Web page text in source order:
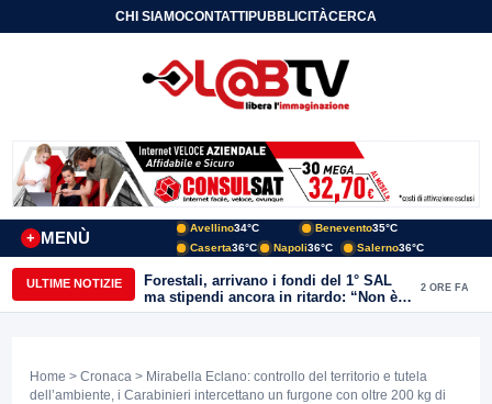
CHI SIAMOCONTATTIPUBBLICITÀCERCA
MENÙ
+
Avellino34°C Benevento35°C
Caserta36°C Napoli36°C Salerno36°C
ULTIME NOTIZIE
Forestali, arrivano i fondi del 1° SAL
ma stipendi ancora in ritardo: “Non è
più sostenibile”
2 ORE FA
Home > Cronaca > Mirabella Eclano: controllo del territorio e tutela
dell’ambiente, i Carabinieri intercettano un furgone con oltre 200 kg di